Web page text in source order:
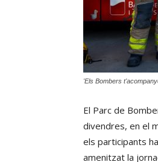
'Els Bombers
El Parc de
divendres, en el
els participants
amenitzat la